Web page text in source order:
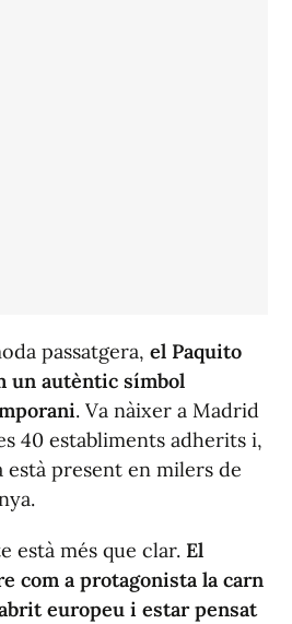
passatgera, el Paquito
un autèntic símbol
. Va nàixer a Madrid
40 establiments adherits i,
està present en milers de
està més que clar. El
com a protagonista la carn
europeu i estar pensat